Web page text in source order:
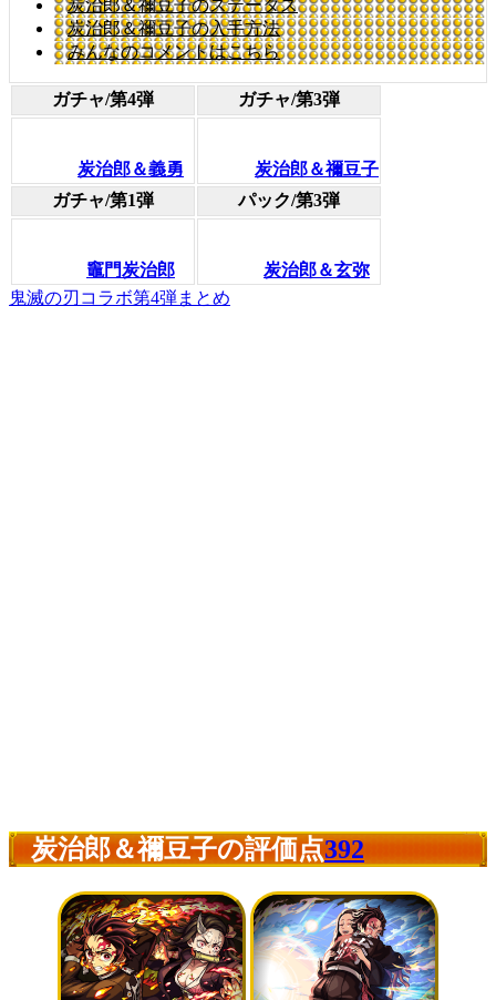
炭治郎＆禰豆子のステータス
炭治郎＆禰豆子の入手方法
みんなのコメントはこちら
ガチャ/第4弾 ガチャ/第3弾
炭治郎＆義勇
炭治郎＆禰豆子
ガチャ/第1弾
パック/第3弾
竈門炭治郎
炭治郎＆玄弥
鬼滅の刃コラボ第4弾まとめ
炭治郎＆禰豆子の評価点392